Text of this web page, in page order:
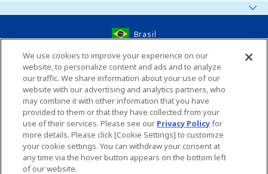
Brasil
Fale conosco
Global Website
Unicharm do Brasil Mapa do Site
Termos e Condições de uso do Site Ambiente recomendado
We use cookies to improve your experience on our
website, to personalize content and ads and to analyze
our traffic. We share information about your use of our
website with our advertising and analytics partners, who
may combine it with other information that you have
provided to them or that they have collected from your
use of their services. Please see our Privacy Policyfor
more details. Please click [Cookie Settings] to customize
your cookie settings. You can withdraw your consent at
any time via the hover button appears on the bottom left
of our website.